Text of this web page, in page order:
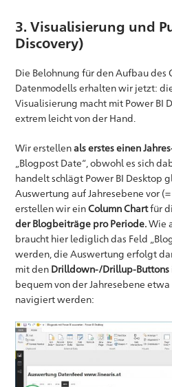
3. Visualisierung und
Discovery)
Die Belohnung für den Aufbau des
Datenmodells erhalten wir jetzt:
Visualisierung macht mit Power BI
extrem leicht von der Hand.
Wir erstellenals erstes einen
„Blogpost Date“, obwohl es sich
handelt schlägt Power BI Desktop
Auswertung auf Jahresebene vor
erstellen wir einColumn Chartfür
der Blogbeiträge pro Periode.Wie
braucht hier lediglich das Feld
werden, die Auswertung erfolgt
mit den Drilldown-/Drillup-Buttons
bequem von der Jahresebene
navigiert werden: